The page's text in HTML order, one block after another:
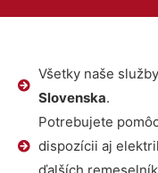
Všetky naše
Slovenska.
Potrebujete
dispozícii aj